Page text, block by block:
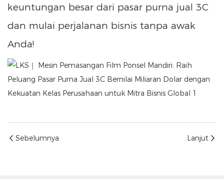
keuntungan besar dari pasar purna jual 3C
dan mulai perjalanan bisnis tanpa awak
Anda!
Sebelumnya Lanjut